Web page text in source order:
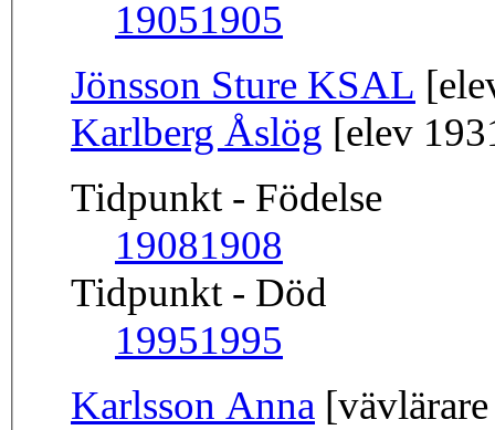
19051905
Jönsson Sture KSAL
Karlberg Åslög [elev
Tidpunkt - Födelse
19081908
Tidpunkt - Död
19951995
Karlsson Anna